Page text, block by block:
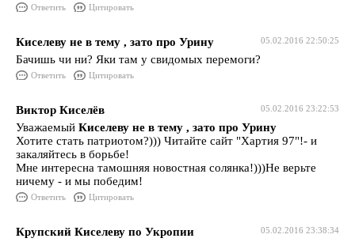
Ответить Цитировать
05.02.2016 22:50:25
Киселеву не в тему , зато про Урину
Бачишь чи ни? Яки там у свидомых перемоги?
Ответить Цитировать
05.02.2016 23:22:53
Виктор Киселёв
Уважаемый Киселеву не в тему , зато про Урину
Хотите стать патриотом?))) Читайте сайт "Хартия 97"!- и
закаляйтесь в борьбе!
Мне интересна тамошняя новостная солянка!)))Не верьте
ничему - и мы победим!
Ответить Цитировать
05.02.2016 23:38:34
Крупский Киселеву по Укропии